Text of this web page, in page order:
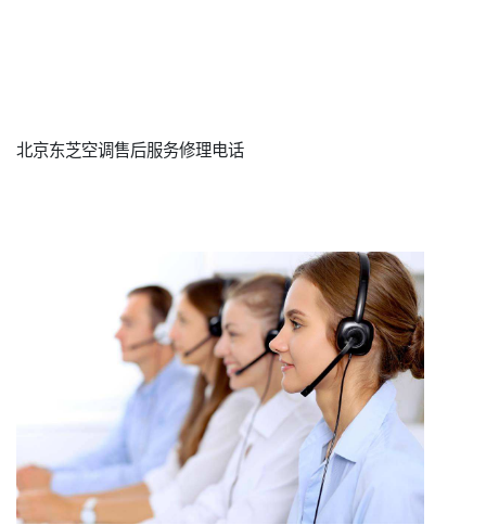
北京东芝空调售后服务修理电话